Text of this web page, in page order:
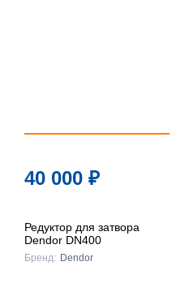
40 000 ₽
Редуктор для затвора
Dendor DN400
Бренд: Dendor